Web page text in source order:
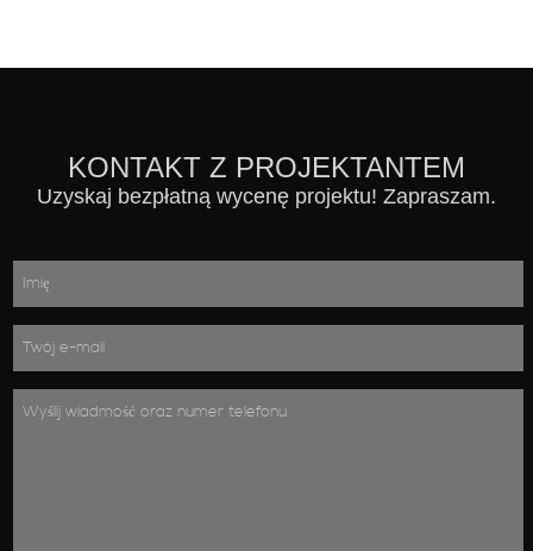
KONTAKT Z PROJEKTANTEM
Uzyskaj bezpłatną wycenę projektu! Zapraszam.